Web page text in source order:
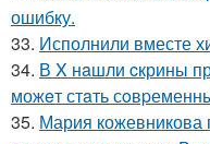
ошибку.
33. Исполнили вместе
34. В X нaшли cкрины
можeт стaть
35. Мария кожевникова